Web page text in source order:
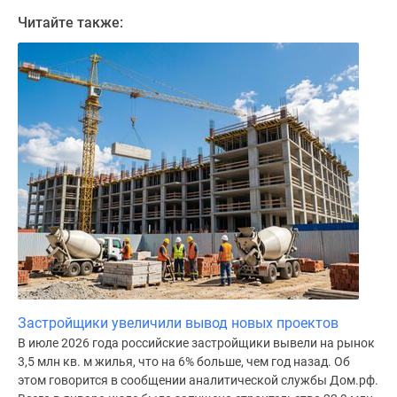
Дома
коттеджи
Коттеджные
Новой
Москве
Готовые
коттеджные
поселки
Строящиеся
коттеджные
поселки
поселки
лесу
Читайте также:
Застройщики увеличили вывод новых проектов
В июле 2026 года российские застройщики вывели на рынок
3,5 млн кв. м жилья, что на 6% больше, чем год назад. Об
этом говорится в сообщении аналитической службы Дом.рф.